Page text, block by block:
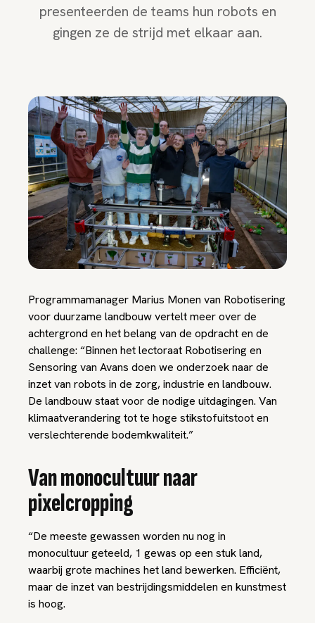
presenteerden de teams hun robots en
gingen ze de strijd met elkaar aan.
Programmamanager Marius Monen van Robotisering
voor duurzame landbouw vertelt meer over de
achtergrond en het belang van de opdracht en de
challenge: “Binnen het lectoraat Robotisering en
Sensoring van Avans doen we onderzoek naar de
inzet van robots in de zorg, industrie en landbouw.
De landbouw staat voor de nodige uitdagingen. Van
klimaatverandering tot te hoge stikstofuitstoot en
verslechterende bodemkwaliteit.”
Van monocultuur naar
pixelcropping
“De meeste gewassen worden nu nog in
monocultuur geteeld, 1 gewas op een stuk land,
waarbij grote machines het land bewerken. Efficiënt,
maar de inzet van bestrijdingsmiddelen en kunstmest
is hoog.